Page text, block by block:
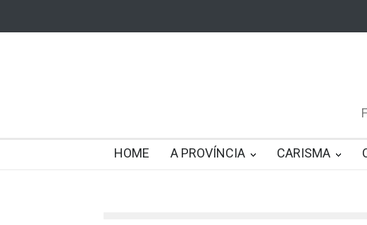
HOME A PROVÍNCIA CARISMA